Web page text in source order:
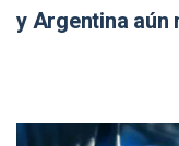
y Argentina aún